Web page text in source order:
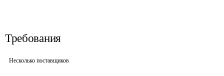
Требования
Несколько поставщиков